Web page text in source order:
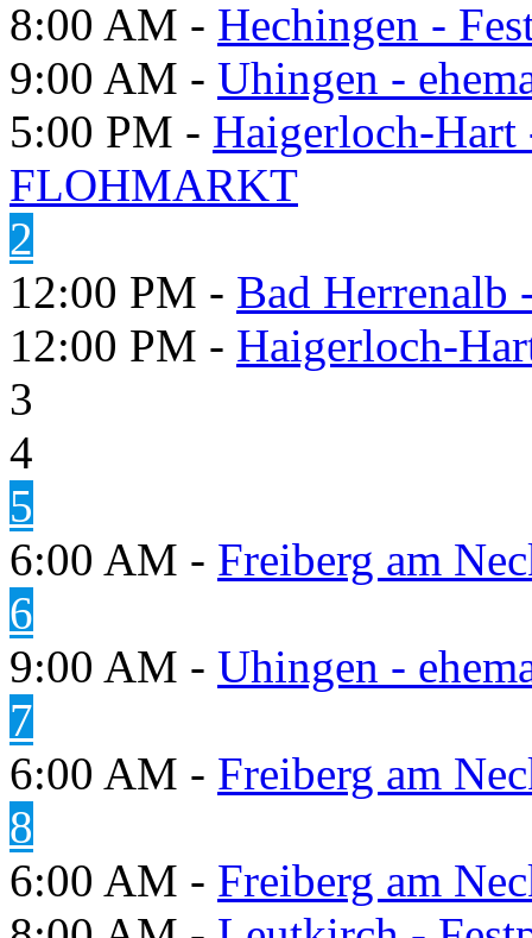
8:00 AM - Hechingen -
9:00 AM - Uhingen -
5:00 PM - Haigerloch-
FLOHMARKT
2
12:00 PM - Bad Herrenalb
12:00 PM - Haigerloch-
3
4
5
6:00 AM - Freiberg am
6
9:00 AM - Uhingen -
7
6:00 AM - Freiberg am
8
6:00 AM - Freiberg am